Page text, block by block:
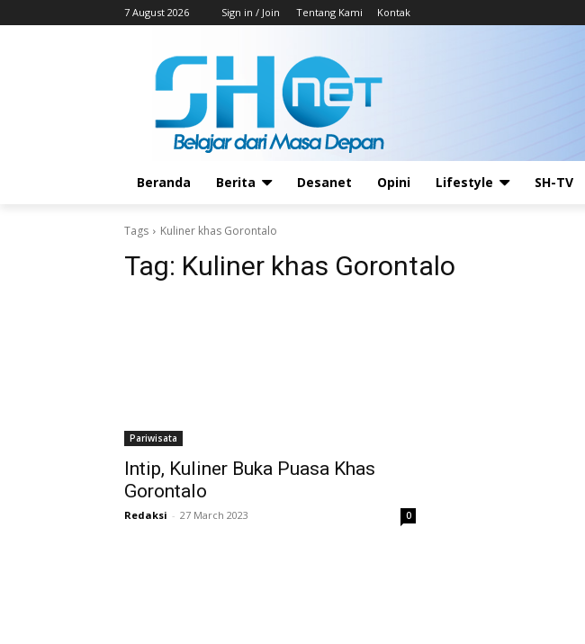
7 August 2026 Sign in / Join Tentang Kami Kontak
Beranda Berita Desanet Opini Lifestyle SH-TV
Tags Kuliner khas Gorontalo
Tag: Kuliner khas Gorontalo
Pariwisata
Intip, Kuliner Buka Puasa Khas
Gorontalo
Redaksi - 27 March 2023 0